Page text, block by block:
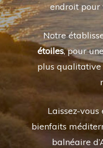
endroit pour
Notre
étoiles, pour
plus qualitative
Laissez-
bienfaits
balnéaire